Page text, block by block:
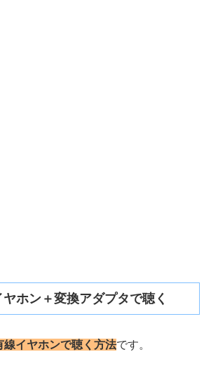
ホン＋変換アダプタで聴く
線イヤホンで聴く方法です。